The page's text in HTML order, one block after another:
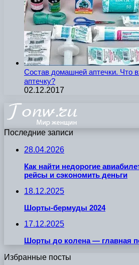
Состав домашней аптечки. Что
аптечку?
02.12.2017
Последние записи
28.04.2026
Как найти недорогие
рейсы и сэкономить деньги
18.12.2025
Шорты-бермуды 2024
17.12.2025
Шорты до колена — главная
Избранные посты